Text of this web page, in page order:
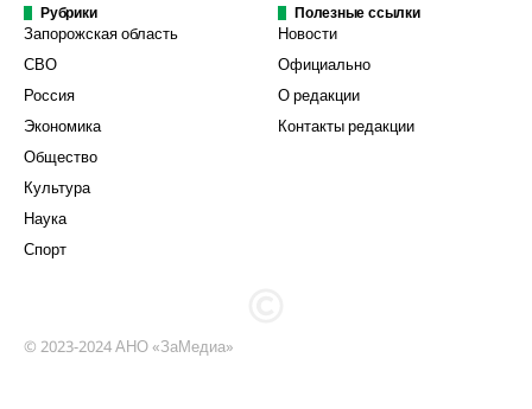
Рубрики
Запорожская область
СВО
Россия
Экономика
Общество
Культура
Наука
Спорт
Полезные ссылки
Новости
Официально
О редакции
Контакты редакции
© 2023-2024 АНО «ЗаМедиа»